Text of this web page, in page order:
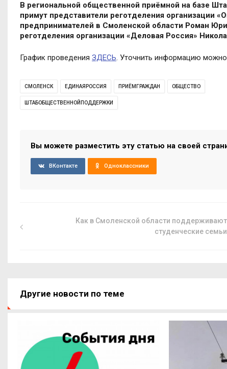
В региональной общественной приёмной на базе
примут представители реготделения организации
предпринимателей в Смоленской области Роман
реготделения организации «Деловая Россия»
График проведения ЗДЕСЬ. Уточнить информацию можно
СМОЛЕНСК ЕДИНАЯРОССИЯ ПРИЁМГРАЖДАН ОБЩЕСТВО
ШТАБОБЩЕСТВЕННОЙПОДДЕРЖКИ
Вы можете разместить эту статью на своей
ВКонтакте Одноклассники
Как в Смоленской области поддерживают
студенческие семьи
Другие новости по теме